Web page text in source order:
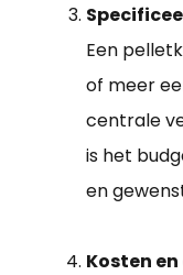
Een
of meer
centrale
is het
en
Kosten